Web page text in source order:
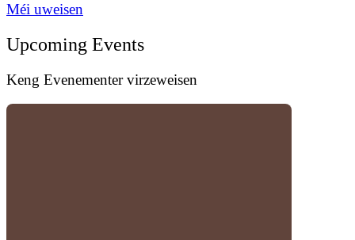
Méi uweisen
Upcoming Events
Keng Evenementer virzeweisen